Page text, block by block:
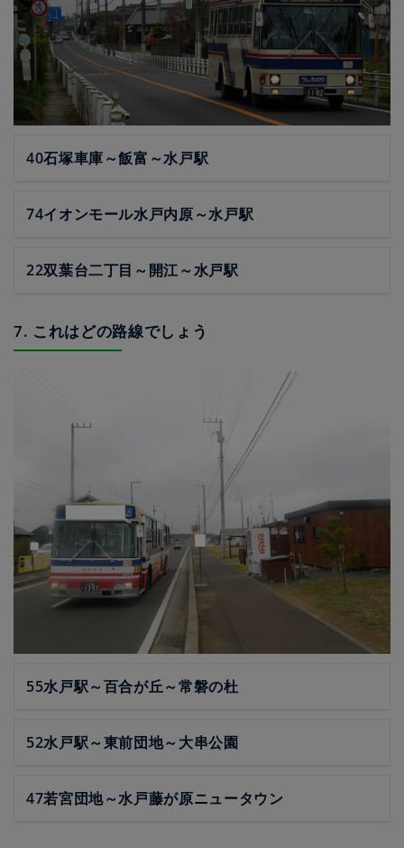
40石塚車庫～飯富～水戸駅
74イオンモール水戸内原～水戸駅
22双葉台二丁目～開江～水戸駅
7. これはどの路線でしょう
55水戸駅～百合が丘～常磐の杜
52水戸駅～東前団地～大串公園
47若宮団地～水戸藤が原ニュータウン